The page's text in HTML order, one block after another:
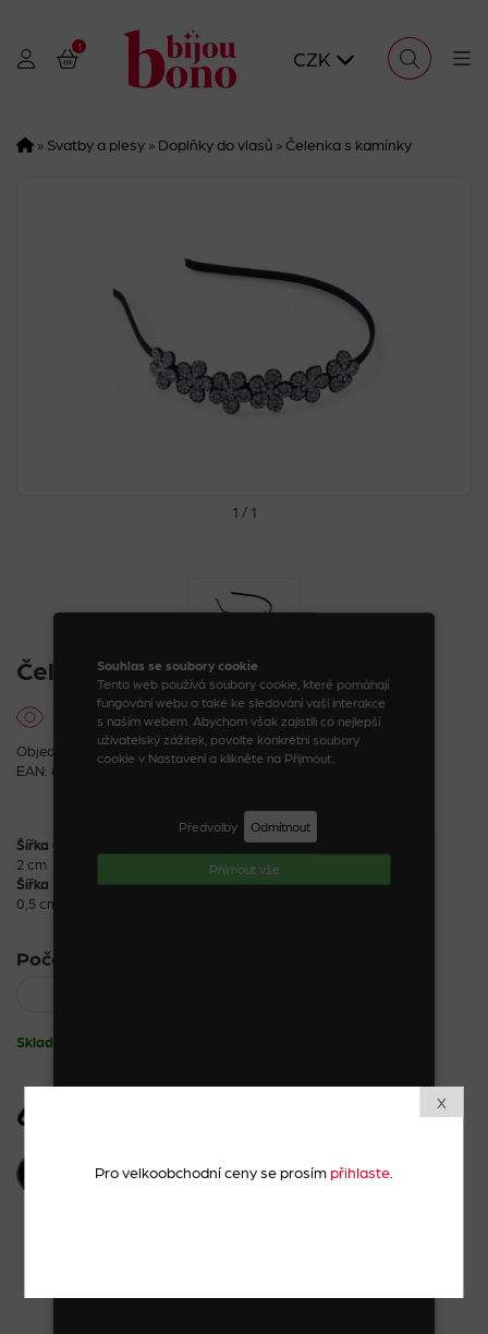
Souhlas se soubory cookie
Tento web používá soubory cookie, které pomáhají
fungování webu a také ke sledování vaší interakce
s naším webem. Abychom však zajistili co nejlepší
uživatelský zážitek, povolte konkrétní soubory
cookie v Nastavení a klikněte na Přijmout..
Předvolby Odmítnout
Příjmout vše
X
Pro velkoobchodní ceny se prosímpřihlaste
1
CZK
» Svatby a plesy» Doplňky do vlasů» Čelenka s kamínky
1 / 1
Čelenka s kamínky
Objednací kód: 08067_22_1
EAN: 8590888080673
Šířka ozdoby
2 cm
Šířka
0,5 cm
Počet kusů:
Skladem
65 Kč
PŘIDAT DO KOŠÍKU